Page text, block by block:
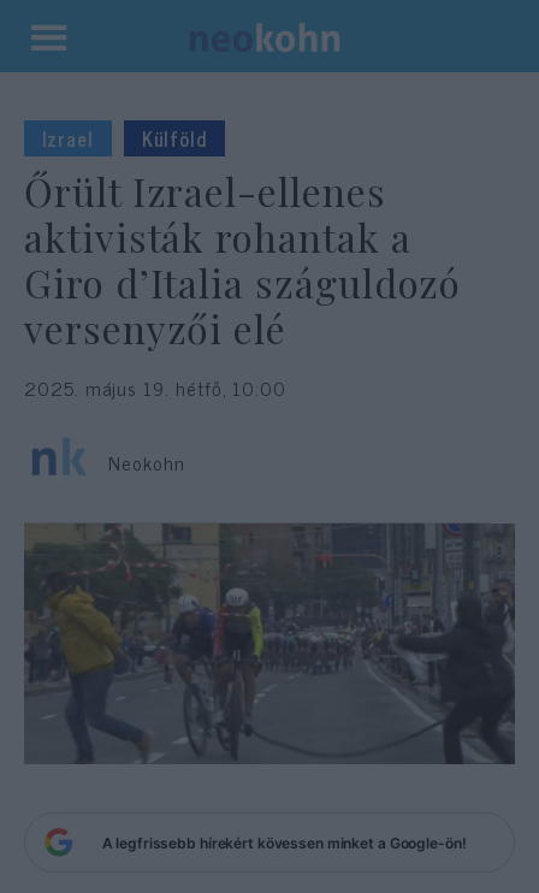
Kilépés
tartalomba
Izrael Külföld
Őrült Izrael-ellenes
aktivisták rohantak a
Giro d’Italia száguldozó
versenyzői elé
2025. május 19. hétfő, 10:00
Neokohn
A legfrissebb hírekért kövessen minket a Google-ön!